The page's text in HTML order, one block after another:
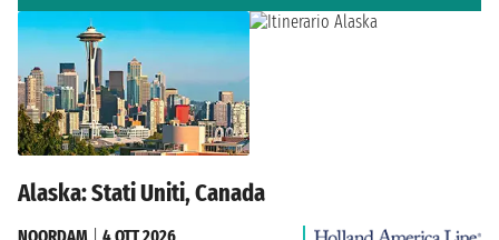
Alaska: Stati Uniti, Canada